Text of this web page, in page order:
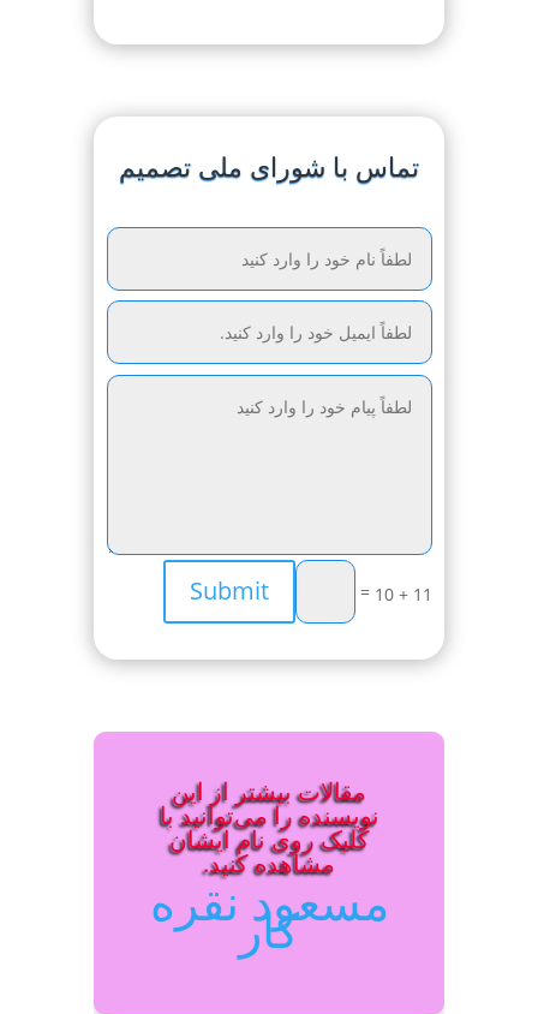
تماس با شورای ملی تصمیم
11 + 10
=
Submit
مقالات بیشتر از این
نویسنده را می‌توانید با
کلیک روی نام ایشان
مشاهده کنید.
مسعود نقره
کار